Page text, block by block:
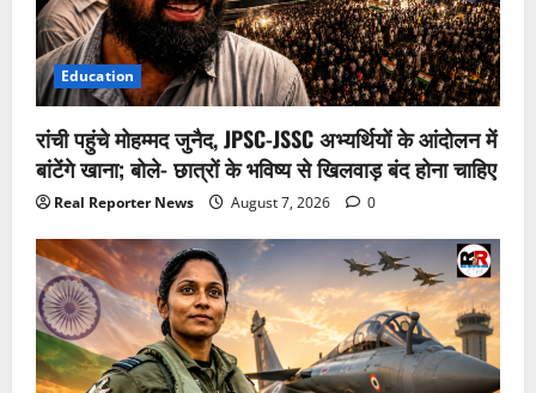
Education
रांची पहुंचे मोहम्मद जुनैद, JPSC-JSSC अभ्यर्थियों के आंदोलन में
बांटेंगे खाना; बोले- छात्रों के भविष्य से खिलवाड़ बंद होना चाहिए
Real Reporter News August 7, 2026 0